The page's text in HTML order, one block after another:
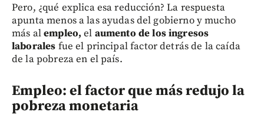
Pero, ¿qué explica esa reducción? La respuesta
apunta menos a las ayudas del gobierno y mucho
más alempleo, el aumento de los ingresos
laborales fue el principal factor detrás de la caída
de la pobreza en el país.
Empleo: el factor que más redujo la
pobreza monetaria